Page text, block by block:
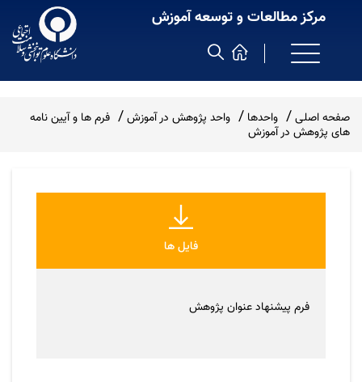
مرکز مطالعات و توسعه آموزش
صفحه اصلی واحدها واحد پژوهش در آموزش
فرم ها و آیین نامه
های پژوهش در آموزش
فایل ها
فرم پیشنهاد عنوان پژوهش